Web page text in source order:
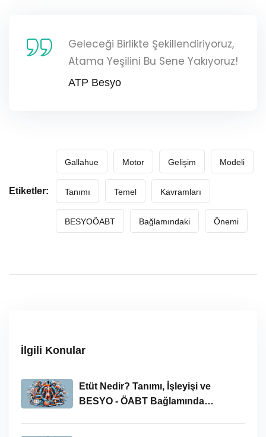
Geleceği Birlikte Şekillendiriyoruz,
Atama Yeşilini Bu Sene Yakıyoruz!
ATP Besyo
Etiketler:
Gallahue Motor Gelişim Modeli
Tanımı Temel Kavramları
BESYOÖABT Bağlamındaki Önemi
İlgili Konular
Etüt Nedir? Tanımı, İşleyişi ve
BESYO - ÖABT Bağlamında